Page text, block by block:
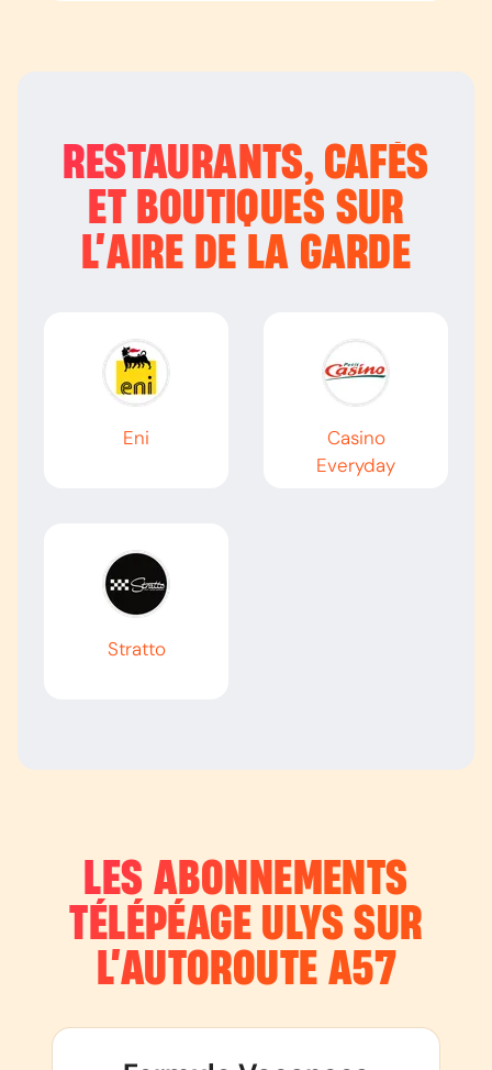
RESTAURANTS, CAFÉS
ET BOUTIQUES SUR
L’AIRE DE LA GARDE
Eni
Casino
Everyday
Stratto
LES ABONNEMENTS
TÉLÉPÉAGE ULYS SUR
L’AUTOROUTE A57